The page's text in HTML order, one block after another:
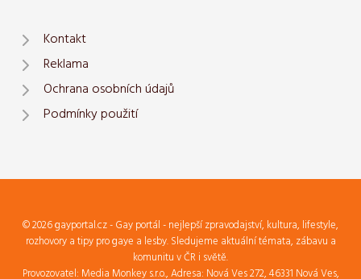
Kontakt
Reklama
Ochrana osobních údajů
Podmínky použití
© 2026 gayportal.cz - Gay portál - nejlepší zpravodajství, kultura, lifestyle,
rozhovory a tipy pro gaye a lesby. Sledujeme aktuální témata, zábavu a
komunitu v ČR i světě.
Provozovatel: Media Monkey s.r.o., Adresa: Nová Ves 272, 46331 Nová Ves,